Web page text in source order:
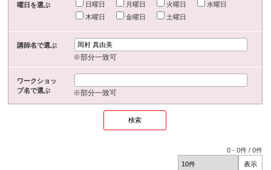
曜日を選ぶ 日曜日 月曜日 火曜日
水曜日
木曜日
金曜日 土曜日
講師名で選ぶ
※部分一致可
ワークショッ
プ名で選ぶ
※部分一致可
0 -0件 /0件